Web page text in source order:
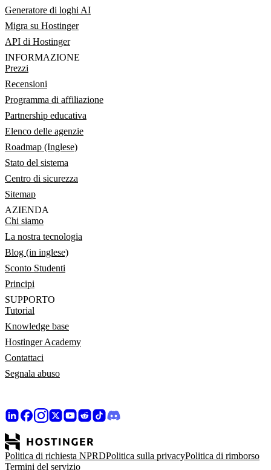
Generatore di loghi AI
Migra su Hostinger
API di Hostinger
INFORMAZIONE
Prezzi
Recensioni
Programma di affiliazione
Partnership educativa
Elenco delle agenzie
Roadmap (Inglese)
Stato del sistema
Centro di sicurezza
Sitemap
AZIENDA
Chi siamo
La nostra tecnologia
Blog (in inglese)
Sconto Studenti
Principi
SUPPORTO
Tutorial
Knowledge base
Hostinger Academy
Contattaci
Segnala abuso
Politica di richiesta NPRDPolitica sulla privacyPolitica di rimborso
Termini del servizio